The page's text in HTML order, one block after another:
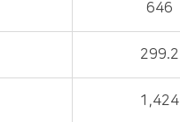
646
299.2
1,424